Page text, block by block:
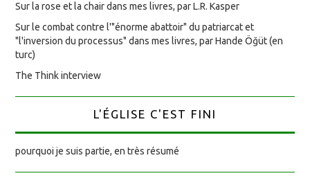
Sur la rose et la chair dans mes livres, par L.R. Kasper
Sur le combat contre l'"énorme abattoir" du patriarcat et
"l'inversion du processus" dans mes livres, par Hande Öğüt (en
turc)
The Think interview
L'ÉGLISE C'EST FINI
pourquoi je suis partie, en très résumé